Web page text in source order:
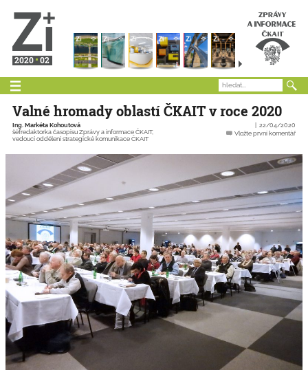
2020 02
Valné hromady oblastí ČKAIT v roce 2020
Ing. Markéta Kohoutová
šéfredaktorka časopisu Zprávy a informace ČKAIT,
vedoucí oddělení strategické komunikace ČKAIT
22/04/2020
Vložte první komentář